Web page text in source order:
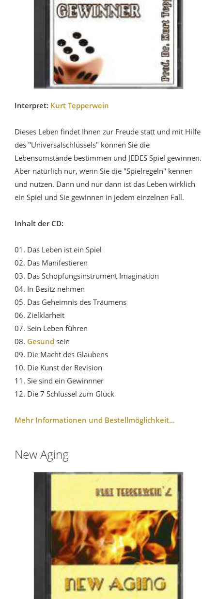
Interpret: Kurt Tepperwein
Dieses Leben findet Ihnen zur Freude statt und mit Hilfe
des "Universalschlüssels" können Sie die
Lebensumstände bestimmen und JEDES Spiel gewinnen.
Aber natürlich nur, wenn Sie die "Spielregeln" kennen
und nutzen. Dann und nur dann ist das Leben wirklich
ein Spiel und Sie gewinnen in jedem einzelnen Fall.
Inhalt der CD:
01. Das Leben ist ein Spiel
02. Das Manifestieren
03. Das Schöpfungsinstrument Imagination
04. In Besitz nehmen
05. Das Geheimnis des Träumens
06. Zielklarheit
07. Sein Leben führen
08. Gesund sein
09. Die Macht des Glaubens
10. Die Kunst der Revision
11. Sie sind ein Gewinnner
12. Die 7 Schlüssel zum Glück
Mehr Informationen und Bestellmöglichkeit...
New Aging